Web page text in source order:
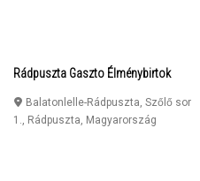
Rádpuszta Gaszto Élménybirtok
Balatonlelle-Rádpuszta, Szőlő sor
1., Rádpuszta, Magyarország